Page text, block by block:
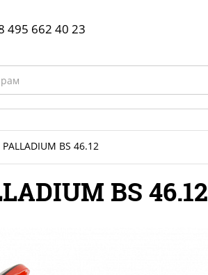
23-35
495 662 40 23
BS 46.12
BS 46.12